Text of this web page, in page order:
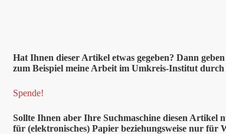
Hat Ihnen dieserArtikel etwas gegeben? Dann
zum Beispiel meine Arbeit im Umkreis-Institut durch
Spende!
Sollte Ihnen aber Ihre Suchmaschine diesen Artikel
für (elektronisches) Papier beziehungsweise nur für